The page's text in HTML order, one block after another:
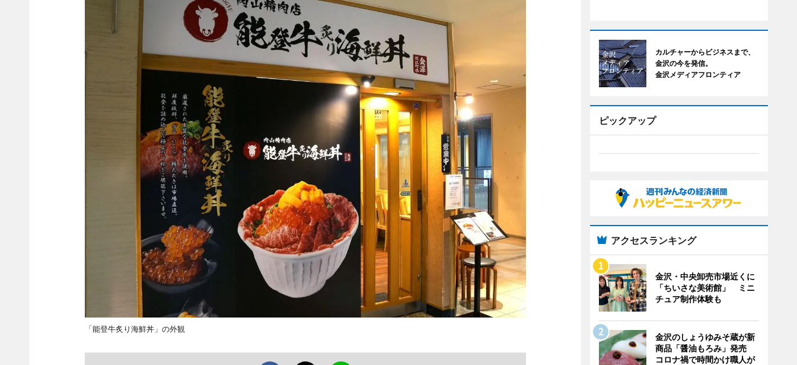
「能登牛炙り海鮮丼」の外観
カルチャーからビジネスまで、
金沢の今を発信。
金沢メディアフロンティア
ピックアップ
アクセスランキング
金沢・中央卸売市場近くに
「ちいさな美術館」 ミニ
チュア制作体験も
金沢のしょうゆみそ蔵が新
商品「醤油もろみ」発売
コロナ禍で時間かけ職人が